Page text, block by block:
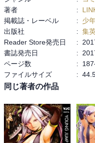
著者
:
掲載誌・レーベル
:
少
出版社
: 集
Reader Store発売日
:
書誌発売日
:
ページ数
:
ファイルサイズ
:
同じ著者の作品